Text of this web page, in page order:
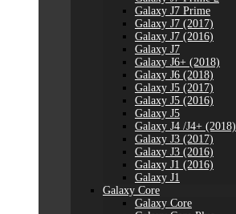
Galaxy J7 Prime
Galaxy J7 (2017)
Galaxy J7 (2016)
Galaxy J7
Galaxy J6+ (2018)
Galaxy J6 (2018)
Galaxy J5 (2017)
Galaxy J5 (2016)
Galaxy J5
Galaxy J4 /J4+ (2018)
Galaxy J3 (2017)
Galaxy J3 (2016)
Galaxy J1 (2016)
Galaxy J1
Galaxy Core
Galaxy Core